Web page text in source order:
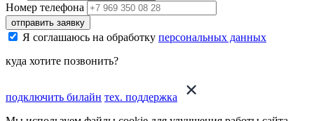
Номер телефона
отправить заявку
Я соглашаюсь на обработку персональных данных
куда хотите позвонить?
подключить билайн тех. поддержка